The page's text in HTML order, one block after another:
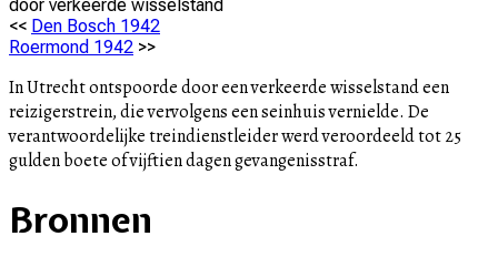
door verkeerde wisselstand
<< Den Bosch 1942
Roermond 1942 >>
In Utrecht ontspoorde door een verkeerde wisselstand een
reizigerstrein, die vervolgens een seinhuis vernielde. De
verantwoordelijke treindienstleider werd veroordeeld tot 25
gulden boete of vijftien dagen gevangenisstraf.
Bronnen